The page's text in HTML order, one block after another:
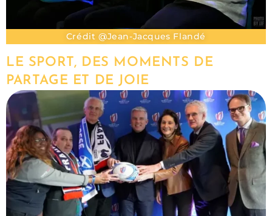
Crédit @Jean-Jacques Flandé
LE SPORT, DES MOMENTS DE
PARTAGE ET DE JOIE